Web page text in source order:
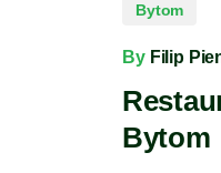
Bytom
By Filip
Bytom